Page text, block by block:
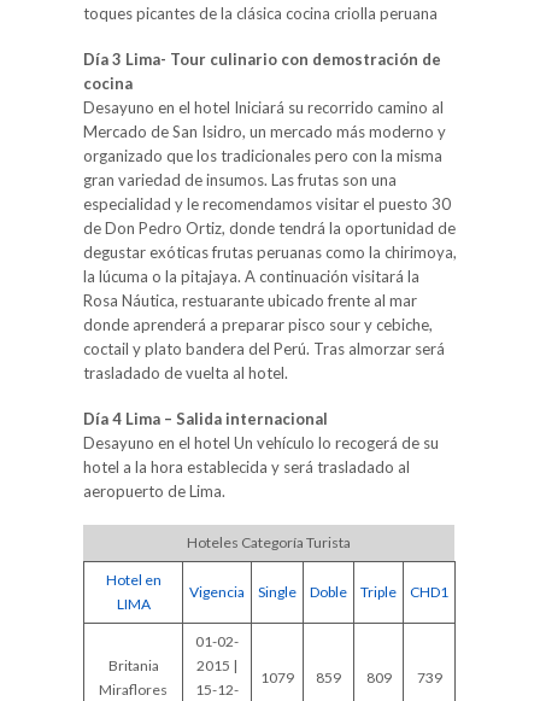
toques picantes de la clásica cocina criolla peruana
Día 3 Lima- Tour culinario con demostración de
cocina
Desayuno en el hotel Iniciará su recorrido camino al
Mercado de San Isidro, un mercado más moderno y
organizado que los tradicionales pero con la misma
gran variedad de insumos. Las frutas son una
especialidad y le recomendamos visitar el puesto 30
de Don Pedro Ortiz, donde tendrá la oportunidad de
degustar exóticas frutas peruanas como la chirimoya,
la lúcuma o la pitajaya. A continuación visitará la
Rosa Náutica, restuarante ubicado frente al mar
donde aprenderá a preparar pisco sour y cebiche,
coctail y plato bandera del Perú. Tras almorzar será
trasladado de vuelta al hotel.
Día 4 Lima – Salida internacional
Desayuno en el hotel Un vehículo lo recogerá de su
hotel a la hora establecida y será trasladado al
aeropuerto de Lima.
Hoteles Categoría Turista
Hotel en
LIMA
Vigencia Single Doble Triple CHD1
Britania
Miraflores
01-02-
2015 |
15-12-
1079 859 809 739